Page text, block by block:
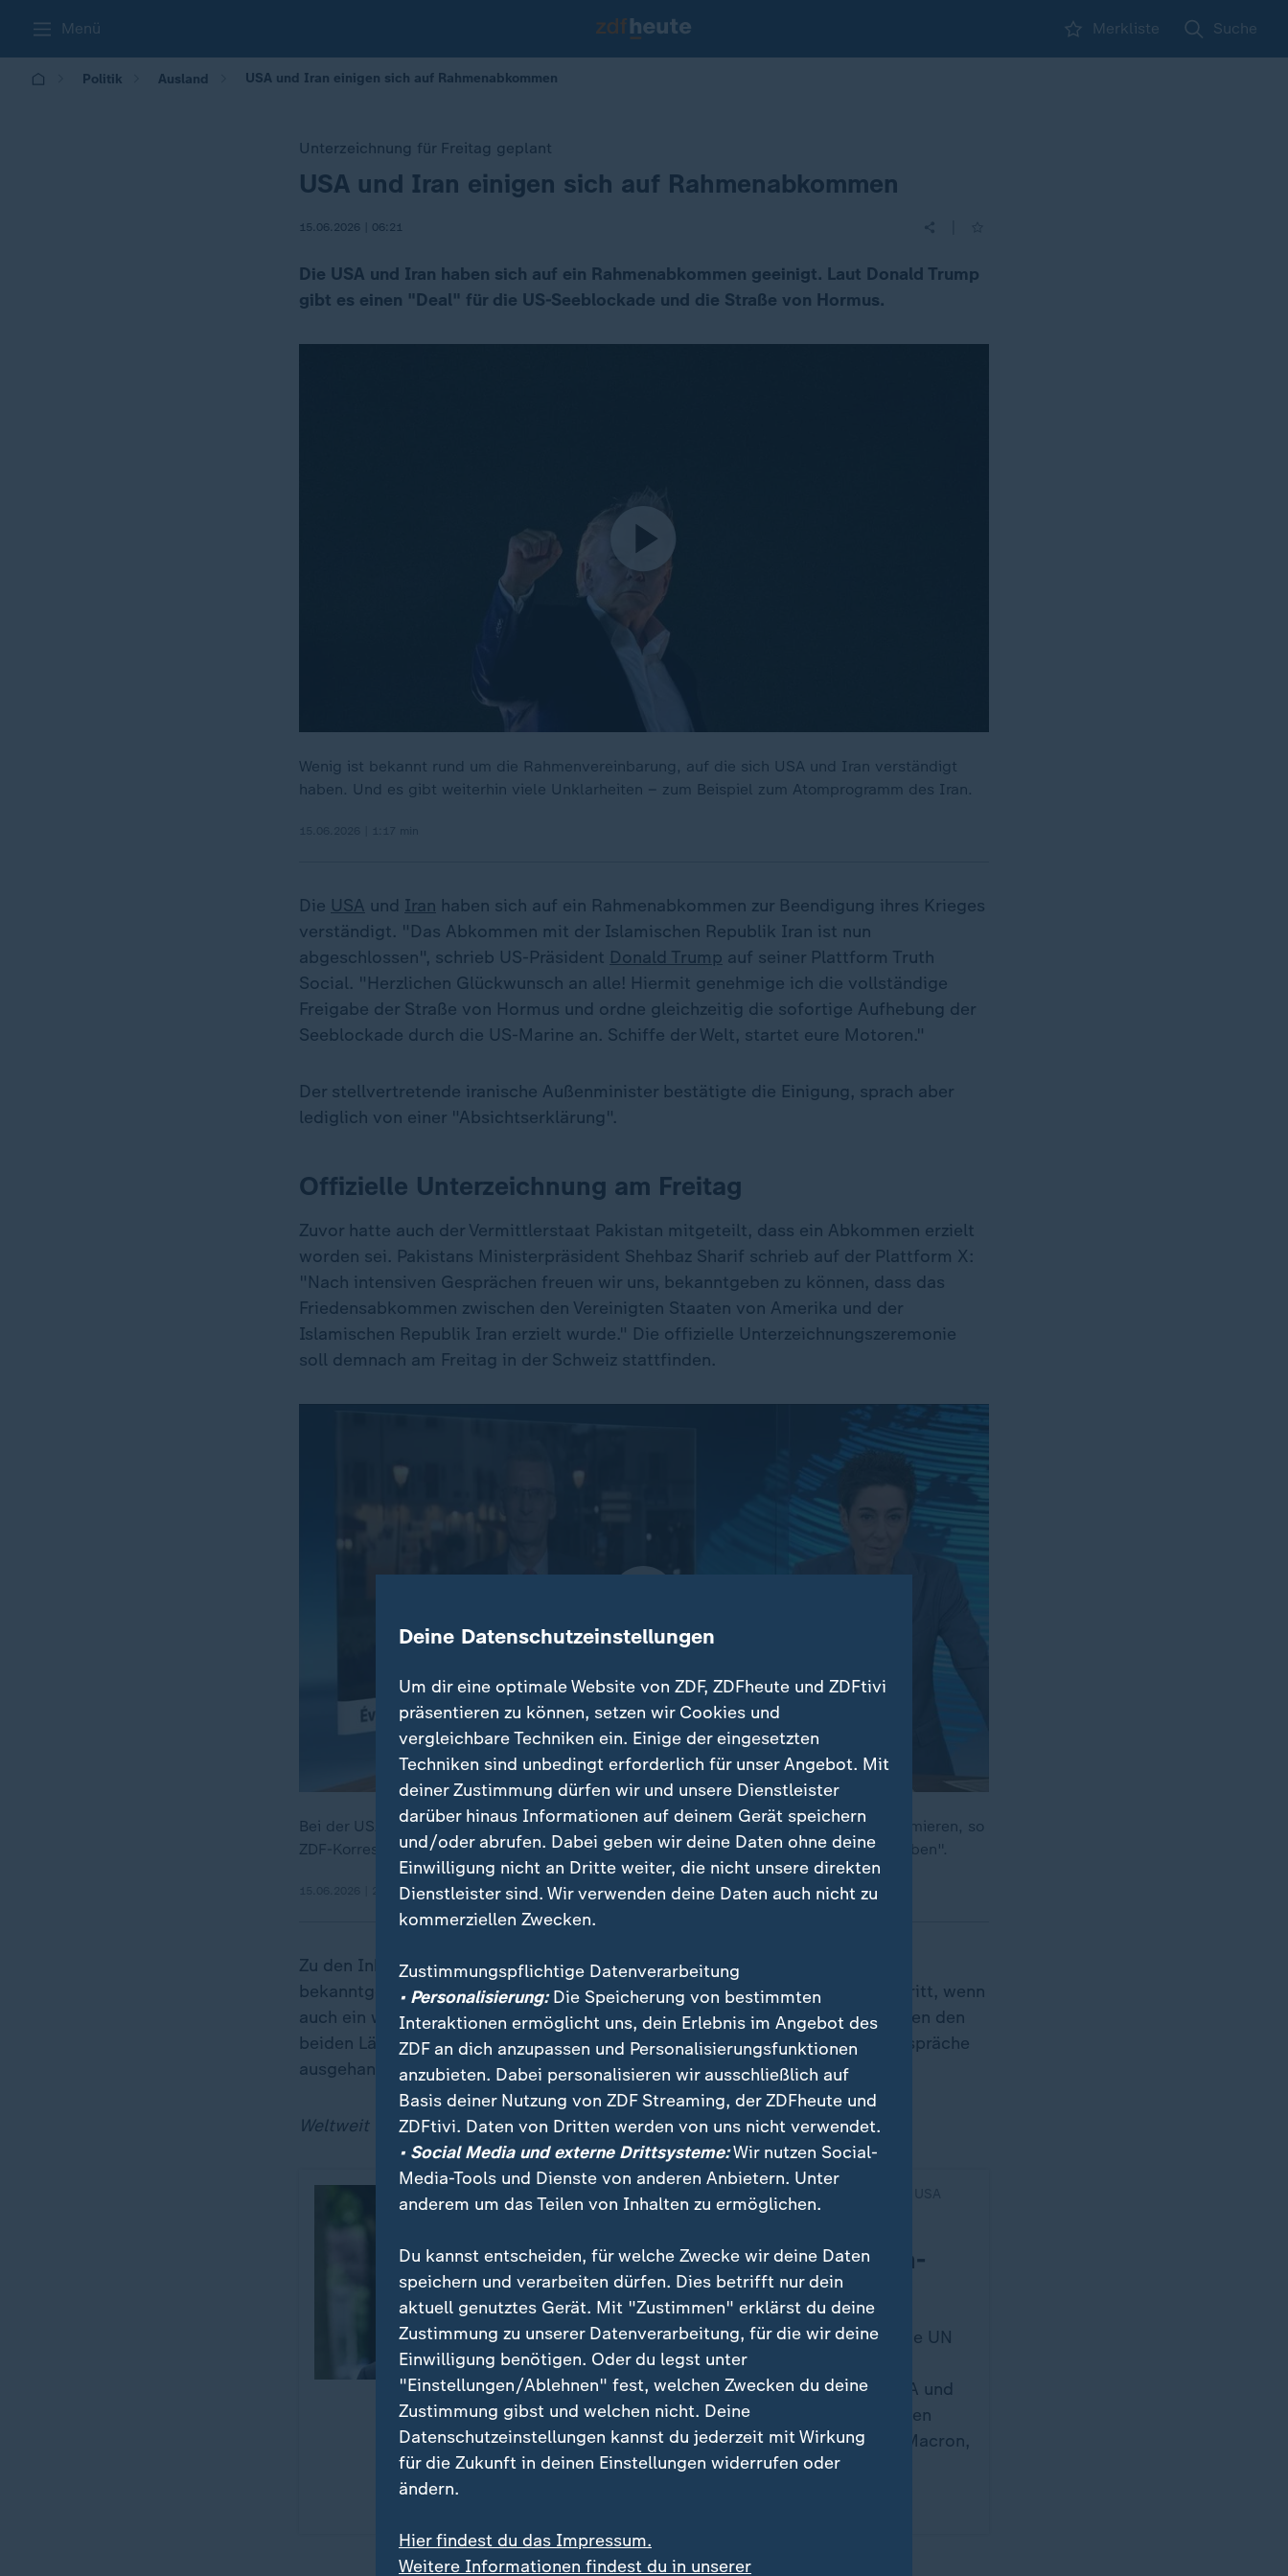
Menü Merkliste Suche
Politik Ausland USA und Iran einigen sich auf Rahmenabkommen
Unterzeichnung für Freitag geplant
:USA und Iran einigen sich auf Rahmenabkommen
15.06.2026 | 06:21
Die USA und Iran haben sich auf ein Rahmenabkommen geeinigt. Laut Donald Trump
gibt es einen "Deal" für die US-Seeblockade und die Straße von Hormus.
Wenig ist bekannt rund um die Rahmenvereinbarung, auf die sich USA und Iran verständigt
haben. Und es gibt weiterhin viele Unklarheiten – zum Beispiel zum Atomprogramm des Iran.
Die USA und Iran haben sich auf ein Rahmenabkommen zur Beendigung ihres Krieges
verständigt. "Das Abkommen mit der Islamischen Republik Iran ist nun
abgeschlossen", schrieb US-Präsident Donald Trump auf seiner Plattform Truth
Social. "Herzlichen Glückwunsch an alle! Hiermit genehmige ich die vollständige
Freigabe der Straße von Hormus und ordne gleichzeitig die sofortige Aufhebung der
Seeblockade durch die US-Marine an. Schiffe der Welt, startet eure Motoren."
Der stellvertretende iranische Außenminister bestätigte die Einigung, sprach aber
lediglich von einer "Absichtserklärung".
Offizielle Unterzeichnung am Freitag
Zuvor hatte auch der Vermittlerstaat Pakistan mitgeteilt, dass ein Abkommen erzielt
worden sei. Pakistans Ministerpräsident Shehbaz Sharif schrieb auf der Plattform X:
"Nach intensiven Gesprächen freuen wir uns, bekanntgeben zu können, dass das
Friedensabkommen zwischen den Vereinigten Staaten von Amerika und der
Islamischen Republik Iran erzielt wurde." Die offizielle Unterzeichnungszeremonie
soll demnach am Freitag in der Schweiz stattfinden.
Bei der USA-Iran-Vereinbarung gehe es darum, die Gefahr für Irans Nachbarn zu minimieren, so
ZDF-Korrespondent Theveßen in Évian. Aber einen "Regime-Wechsel wird es nicht geben".
15.06.2026 | 2:50 min
Zu den Inhalten der Übereinkunft wurden zunächst keine weiteren Details
bekanntgegeben. Das Rahmenabkommen ist allerdings nur ein Zwischenschritt, wenn
auch ein wichtiger - weitere wichtige Vereinbarungen in dem Konflikt zwischen den
beiden Ländern, etwa zum Atomstreit, sollen im Detail während weiterer Gespräche
ausgehandelt werden.
Weltweit löste die Einigung Erleichterung aus, Reaktionen im Überblick:
Nach Absichtserklärung von Iran und USA
Aufhebung von Iran-
Sanktionen
Europäische Staaten sowie die UN
begrüßen das angekündigte
Abkommen zwischen den USA und
Iran. Man sei bereit, Sanktionen
aufzuheben, erklärten Merz, Macron,
Starmer und Meloni.
Deine Datenschutzeinstellungen
Um dir eine optimale Website von ZDF, ZDFheute und ZDFtivi
präsentieren zu können, setzen wir Cookies und
vergleichbare Techniken ein. Einige der eingesetzten
Techniken sind unbedingt erforderlich für unser Angebot. Mit
deiner Zustimmung dürfen wir und unsere Dienstleister
darüber hinaus Informationen auf deinem Gerät speichern
und/oder abrufen. Dabei geben wir deine Daten ohne deine
Einwilligung nicht an Dritte weiter, die nicht unsere direkten
Dienstleister sind. Wir verwenden deine Daten auch nicht zu
kommerziellen Zwecken.
Zustimmungspflichtige Datenverarbeitung
• Personalisierung:Die Speicherung von bestimmten
Interaktionen ermöglicht uns, dein Erlebnis im Angebot des
ZDF an dich anzupassen und Personalisierungsfunktionen
anzubieten. Dabei personalisieren wir ausschließlich auf
Basis deiner Nutzung von ZDF Streaming, der ZDFheute und
ZDFtivi. Daten von Dritten werden von uns nicht verwendet.
• Social Media und externe Drittsysteme:Wir nutzen Social-
Media-Tools und Dienste von anderen Anbietern. Unter
anderem um das Teilen von Inhalten zu ermöglichen.
Du kannst entscheiden, für welche Zwecke wir deine Daten
speichern und verarbeiten dürfen. Dies betrifft nur dein
aktuell genutztes Gerät. Mit "Zustimmen" erklärst du deine
Zustimmung zu unserer Datenverarbeitung, für die wir deine
Einwilligung benötigen. Oder du legst unter
"Einstellungen/Ablehnen" fest, welchen Zwecken du deine
Zustimmung gibst und welchen nicht. Deine
Datenschutzeinstellungen kannst du jederzeit mit Wirkung
für die Zukunft in deinen Einstellungen widerrufen oder
ändern.
Hier findest du das Impressum.
Weitere Informationen findest du in unserer